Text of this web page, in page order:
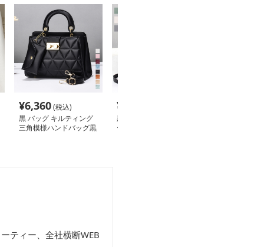
¥6,360(税込)
黒 バッグ キルティング
三角模様ハンドバッグ黒
¥
黒 バッグ 黒バッグ ファ
ーチャーム付き二方式ハ
ティー、全社横断WEB